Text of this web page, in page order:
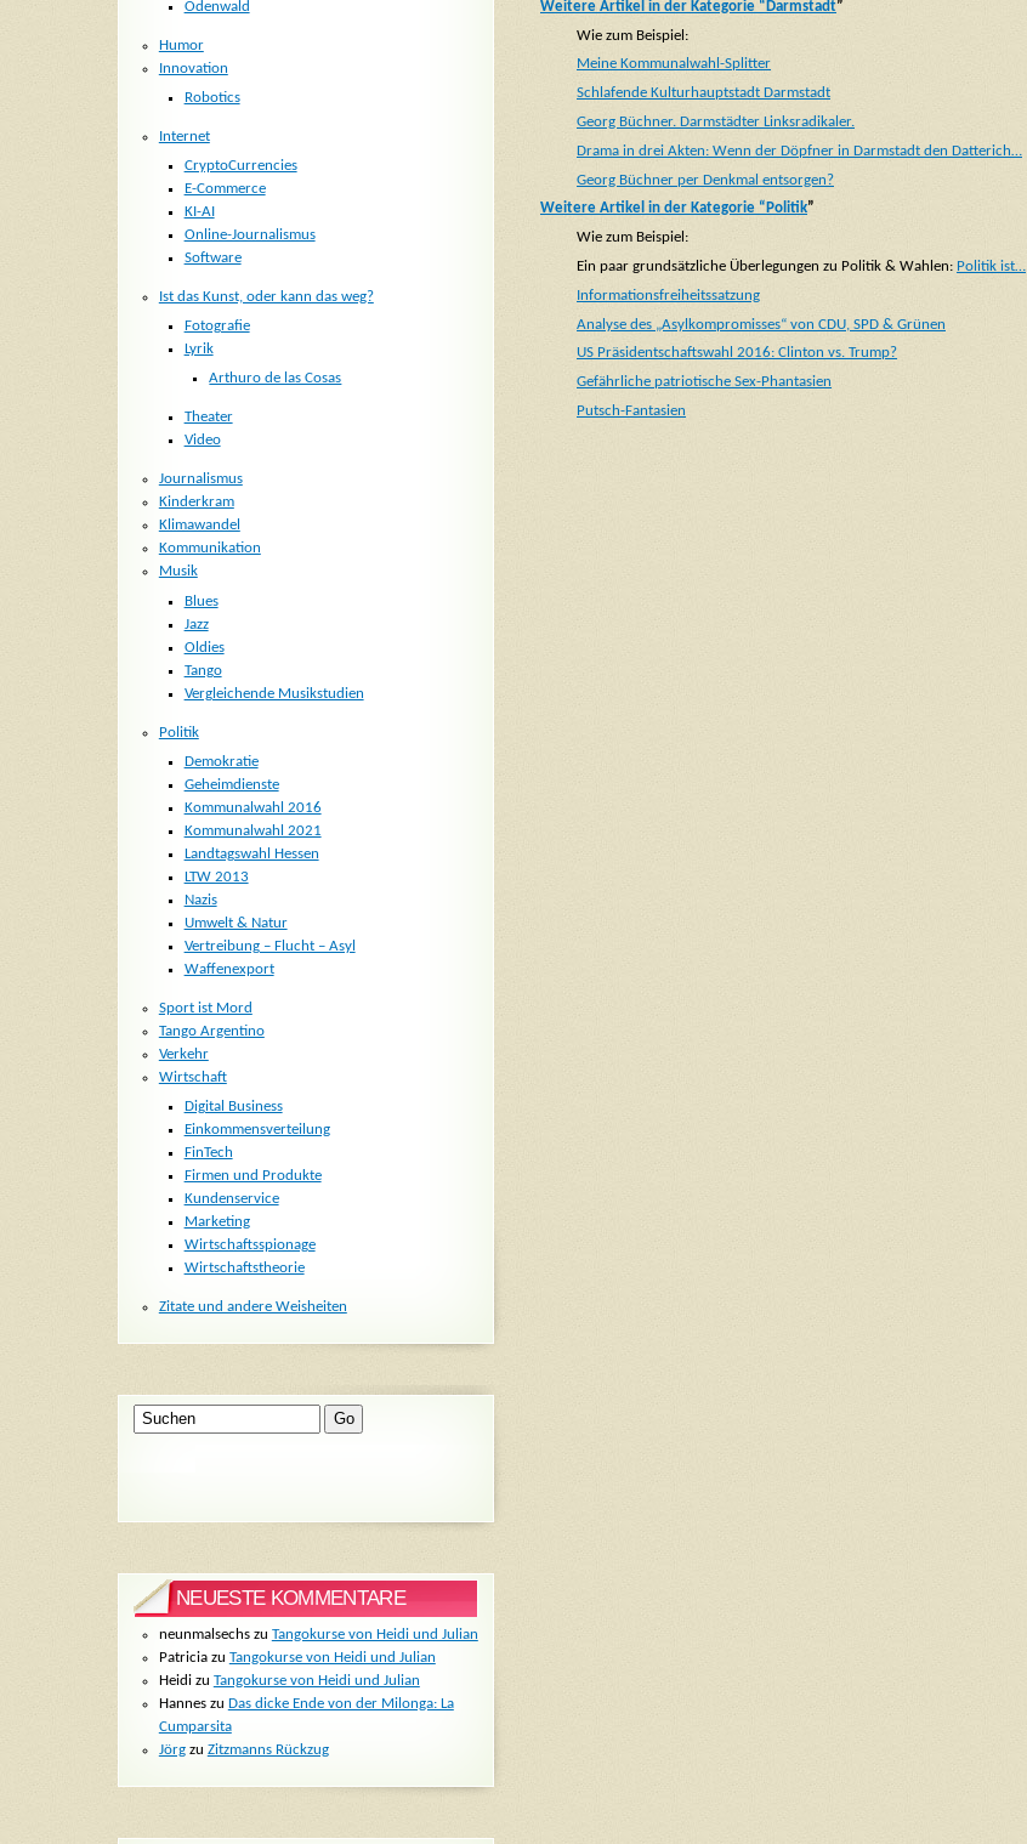
Weitere Artikel in der Kategorie “Darmstadt”
Wie zum Beispiel:
Meine Kommunalwahl-Splitter
Schlafende Kulturhauptstadt Darmstadt
Georg Büchner. Darmstädter Linksradikaler.
Drama in drei Akten: Wenn der Döpfner in Darmstadt den Datterich…
Georg Büchner per Denkmal entsorgen?
Weitere Artikel in der Kategorie “Politik”
Wie zum Beispiel:
Ein paar grundsätzliche Überlegungen zu Politik & Wahlen: Politik ist…
Informationsfreiheitssatzung
Analyse des „Asylkompromisses“ von CDU, SPD & Grünen
US Präsidentschaftswahl 2016: Clinton vs. Trump?
Gefährliche patriotische Sex-Phantasien
Putsch-Fantasien
Odenwald
Humor
Innovation
Robotics
Internet
CryptoCurrencies
E-Commerce
KI-AI
Online-Journalismus
Software
Ist das Kunst, oder kann das weg?
Fotografie
Lyrik
Arthuro de las Cosas
Theater
Video
Journalismus
Kinderkram
Klimawandel
Kommunikation
Musik
Blues
Jazz
Oldies
Tango
Vergleichende Musikstudien
Politik
Demokratie
Geheimdienste
Kommunalwahl 2016
Kommunalwahl 2021
Landtagswahl Hessen
LTW 2013
Nazis
Umwelt & Natur
Vertreibung – Flucht – Asyl
Waffenexport
Sport ist Mord
Tango Argentino
Verkehr
Wirtschaft
Digital Business
Einkommensverteilung
FinTech
Firmen und Produkte
Kundenservice
Marketing
Wirtschaftsspionage
Wirtschaftstheorie
Zitate und andere Weisheiten
NEUESTE KOMMENTARE
neunmalsechszu Tangokurse von Heidi und Julian
Patriciazu Tangokurse von Heidi und Julian
Heidizu Tangokurse von Heidi und Julian
Hanneszu Das dicke Ende von der Milonga: La
Cumparsita
Jörgzu Zitzmanns Rückzug